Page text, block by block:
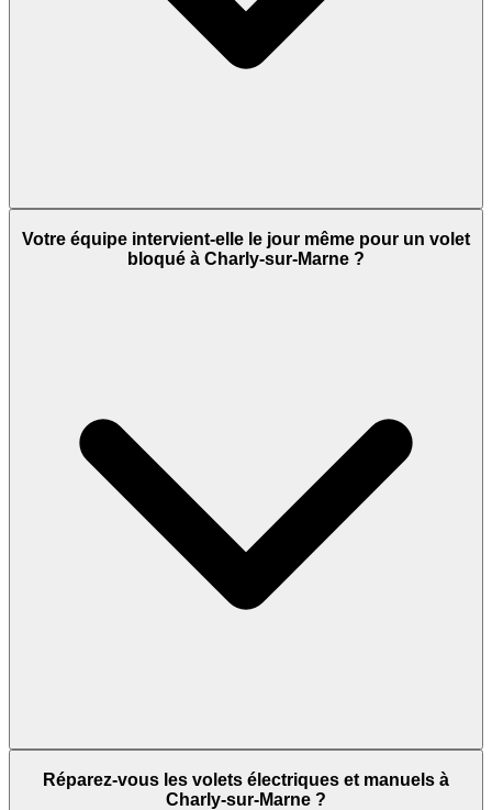
Votre équipe intervient-elle le jour même pour un volet
bloqué à Charly-sur-Marne ?
Réparez-vous les volets électriques et manuels à
Charly-sur-Marne ?